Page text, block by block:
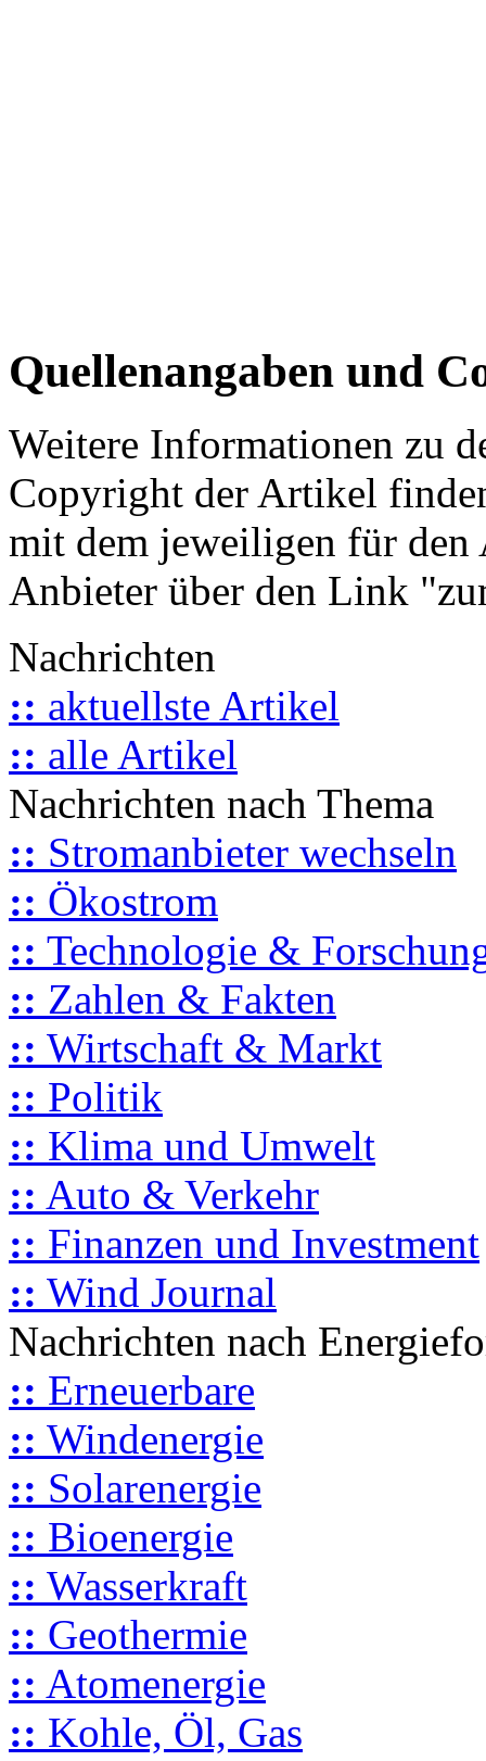
Quellenangaben und
Weitere Informationen zu
Copyright der Artikel
mit dem jeweiligen für
Anbieter über den Link
Nachrichten
:: aktuellste Artikel
:: alle Artikel
Nachrichten nach Thema
:: Stromanbieter wechseln
:: Ökostrom
:: Technologie &
:: Zahlen & Fakten
:: Wirtschaft & Markt
:: Politik
:: Klima und Umwelt
:: Auto & Verkehr
:: Finanzen und Investment
:: Wind Journal
Nachrichten nach
:: Erneuerbare
:: Windenergie
:: Solarenergie
:: Bioenergie
:: Wasserkraft
:: Geothermie
:: Atomenergie
:: Kohle, Öl, Gas